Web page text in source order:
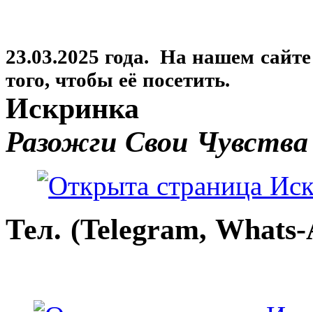
23.03.2025 года. На нашем
того, чтобы её посетить.
Искринка
Разожги Свои Чувства
Тел. (Telegram,